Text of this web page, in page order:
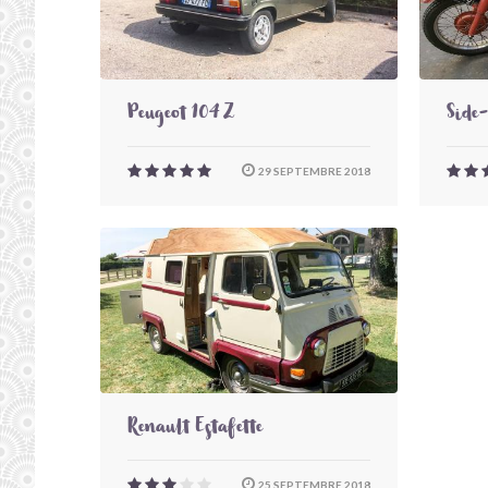
Peugeot 104 Z
29 SEPTEMBRE 2018
Renault Estafette
25 SEPTEMBRE 2018